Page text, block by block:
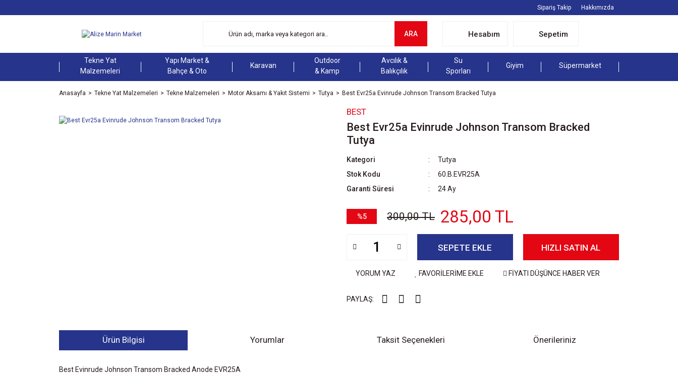
Sipariş Takip Hakkımızda
ARA Hesabım Sepetim
Tekne Yat
Malzemeleri
Yapı Market &
Bahçe & Oto
Karavan
Outdoor
& Kamp
Avcılık &
Balıkçılık
Su
Sporları
Giyim Süpermarket
Anasayfa Tekne Yat Malzemeleri Tekne Malzemeleri Motor Aksamı & Yakıt Sistemi Tutya Best Evr25a Evinrude Johnson Transom Bracked Tutya
BEST
Best Evr25a Evinrude Johnson Transom Bracked
Tutya
Kategori
Tutya
Stok Kodu
60.B.EVR25A
Garanti Süresi
24 Ay
%5 300,00 TL 285,00 TL
SEPETE EKLE HIZLI SATIN AL
YORUM YAZ FAVORİLERİME EKLE FİYATI DÜŞÜNCE HABER VER
PAYLAŞ:
Ürün Bilgisi Yorumlar Taksit Seçenekleri Önerileriniz
Best Evinrude Johnson Transom Bracked Anode EVR25A